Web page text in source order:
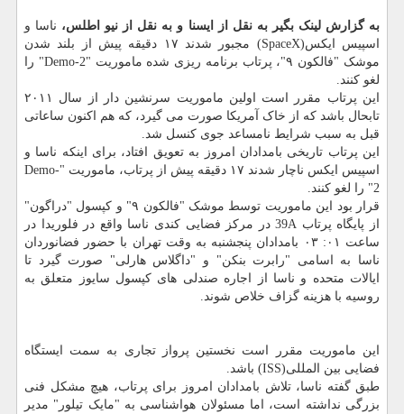
به گزارش لینک بگیر به نقل از ایسنا و به نقل از نیو اطلس، ناسا و
اسپیس ایکس(SpaceX) مجبور شدند ۱۷ دقیقه پیش از بلند شدن
موشک "فالکون ۹"، پرتاب برنامه ریزی شده ماموریت "Demo-2" را
لغو کنند.
این پرتاب مقرر است اولین ماموریت سرنشین دار از سال ۲۰۱۱
تابحال باشد که از خاک آمریکا صورت می گیرد، که هم اکنون ساعاتی
قبل به سبب شرایط نامساعد جوی کنسل شد.
این پرتاب تاریخی بامدادان امروز به تعویق افتاد، برای اینکه ناسا و
اسپیس ایکس ناچار شدند ۱۷ دقیقه پیش از پرتاب، ماموریت "Demo-
2" را لغو کنند.
قرار بود این ماموریت توسط موشک "فالکون ۹" و کپسول "دراگون"
از پایگاه پرتاب 39A در مرکز فضایی کندی ناسا واقع در فلوریدا در
ساعت ۰۱: ۰۳ بامدادان پنجشنبه به وقت تهران با حضور فضانوردان
ناسا به اسامی "رابرت بنکن" و "داگلاس هارلی" صورت گیرد تا
ایالات متحده و ناسا از اجاره صندلی های کپسول سایوز متعلق به
روسیه با هزینه گزاف خلاص شوند.
این ماموریت مقرر است نخستین پرواز تجاری به سمت ایستگاه
فضایی بین المللی(ISS) باشد.
طبق گفته ناسا، تلاش بامدادان امروز برای پرتاب، هیچ مشکل فنی
بزرگی نداشته است، اما مسئولان هواشناسی به "مایک تیلور" مدیر